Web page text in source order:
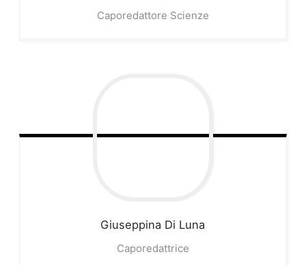
Caporedattore Scienze
Giuseppina Di Luna
Caporedattrice